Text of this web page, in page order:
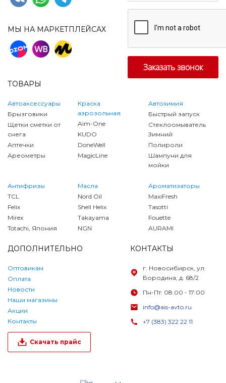
МЫ НА МАРКЕТПЛЕЙСАХ
ТОВАРЫ
Автоаксессуары
Брызговики
Щетки сметки от
снега
Аптечки
Ареометры
Краска
аэрозольная
Aim-One
KUDO
DoneWell
MagicLine
Автохимия
Быстрый запуск
Стеклоомыватель
Зимний
Полироли
Шампуни для
мойки
Антифризы
TCL
Felix
Mirex
Totachi, Япония
Масла
Nord Oil
Shell Helix
Takayama
NGN
Ароматизаторы
MaxiFresh
Tasotti
Fouette
AURAMI
ДОПОЛНИТЕЛЬНО
Оптовикам
Оплата
Новости
Наши магазины
Акции
Контакты
Скачать прайс
КОНТАКТЫ
г. Новосибирск, ул.
Бородина, д. 68/2
Пн-Пт: 08.00 - 17:00
info@ais-avto.ru
+7 (383) 322 22 11